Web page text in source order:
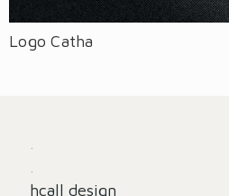
Logo Catha
hcall design